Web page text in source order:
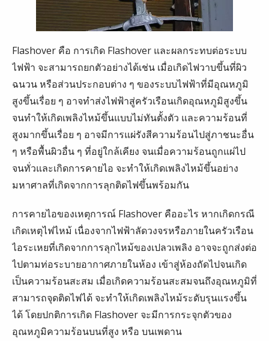
Flashover คือ การเกิด Flashover และผลกระทบต่อระบบ
ไฟฟ้า จะสามารถยกตัวอย่างได้เช่น เมื่อเกิดไฟวาบขึ้นที่ผิว
ฉนวน หรือส่วนประกอบต่าง ๆ ของระบบไฟฟ้าที่มีอุณหภูมิ
สูงขึ้นเรื่อย ๆ อาจทำส่งไฟฟ้าสู่ครัวเรือนเกิดอุณหภูมิสูงขึ้น
จนทำให้เกิดเพลิงไหม้ขึ้นแบบไม่ทันตั้งตัว และความร้อนที่
สูงมากขึ้นเรื่อย ๆ อาจมีการแผ่รังสีความร้อนไปสู่ภาชนะอื่น
ๆ หรือพื้นผิวอื่น ๆ ที่อยู่ใกล้เคียง จนเมื่อความร้อนถูกแผ่ไป
จนทั่วและเกิดการคายไอ จะทำให้เกิดเพลิงไหม้ขึ้นอย่าง
มหาศาลที่เกิดจากการลุกติดไฟขึ้นพร้อมกัน
การคายไอของเหตุการณ์ Flashover คืออะไร หากเกิดกรณี
เกิดเหตุไฟไหม้ เนื่องจากไฟฟ้าลัดวงจรหรือภายในครัวเรือน
ไอระเหยที่เกิดจากการลุกไหม้ของเปลวเพลิง อาจจะถูกส่งต่อ
ไปตามท่อระบายอากาศภายในห้อง เข้าสู่ห้องถัดไปจนเกิด
เป็นความร้อนสะสม เมื่อเกิดความร้อนสะสมจนถึงอุณหภูมิที่
สามารถจุดติดไฟได้ จะทำให้เกิดเพลิงไหม้ระดับรุนแรงขึ้น
ได้ โดยปกติการเกิด Flashover จะมีการกระจุกตัวของ
อุณหภูมิความร้อนบนที่สูง หรือ บนเพดาน